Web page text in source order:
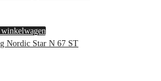
winkelwagen